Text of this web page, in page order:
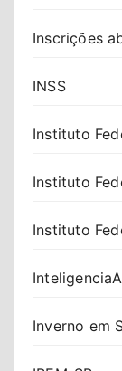
Inscrições
INSS
Instituto
Instituto
Instituto
Inverno em